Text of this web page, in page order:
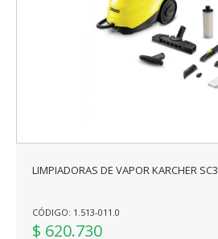
LIMPIADORAS DE VAPOR KARCHER SC3
CÓDIGO: 1.513-011.0
$ 620.730